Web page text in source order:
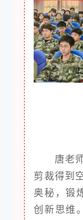
唐老
剪裁得到
奥秘，锻
创新思维